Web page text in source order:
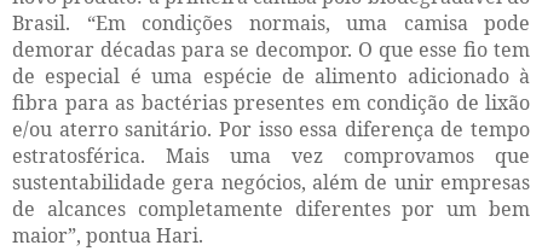
Brasil. “Em condições normais, uma camisa pode
demorar décadas para se decompor. O que esse fio tem
de especial é uma espécie de alimento adicionado à
fibra para as bactérias presentes em condição de lixão
e/ou aterro sanitário. Por isso essa diferença de tempo
estratosférica. Mais uma vez comprovamos que
sustentabilidade gera negócios, além de unir empresas
de alcances completamente diferentes por um bem
maior”, pontua Hari.